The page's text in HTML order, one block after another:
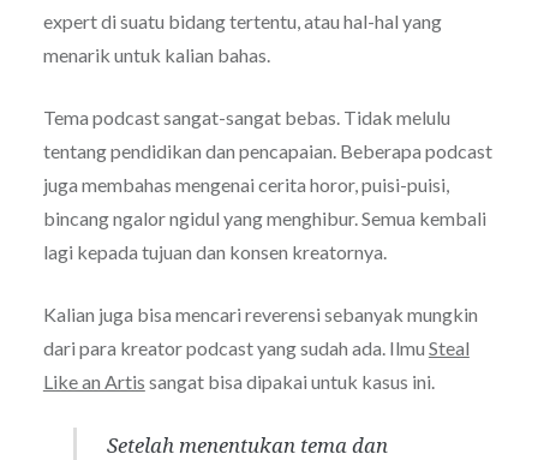
expert di suatu bidang tertentu, atau hal-hal yang
menarik untuk kalian bahas.
Tema podcast sangat-sangat bebas. Tidak melulu
tentang pendidikan dan pencapaian. Beberapa podcast
juga membahas mengenai cerita horor, puisi-puisi,
bincang ngalor ngidul yang menghibur. Semua kembali
lagi kepada tujuan dan konsen kreatornya.
Kalian juga bisa mencari reverensi sebanyak mungkin
dari para kreator podcast yang sudah ada. Ilmu Steal
Like an Artis sangat bisa dipakai untuk kasus ini.
Setelah menentukan tema dan